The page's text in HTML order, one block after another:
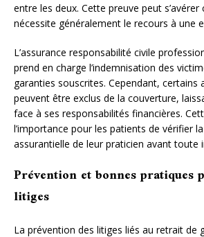
entre les deux. Cette preuve peut
nécessite généralement le recours à une
L’assurance responsabilité civile
prend en charge l’indemnisation des
garanties souscrites. Cependant, certains
peuvent être exclus de la couverture,
face à ses responsabilités financières.
l’importance pour les patients de vérifier
assurantielle de leur praticien avant toute
Prévention et bonnes pratiques
litiges
La prévention des litiges liés au retrait de